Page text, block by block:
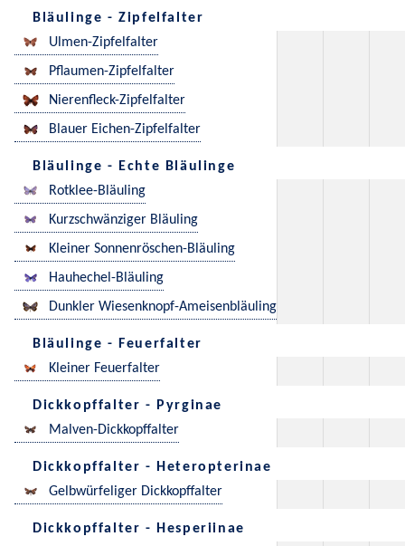
Bläulinge - Zipfelfalter
Ulmen-Zipfelfalter
Pflaumen-Zipfelfalter
Nierenfleck-Zipfelfalter
Blauer Eichen-Zipfelfalter
Bläulinge - Echte Bläulinge
Rotklee-Bläuling
Kurzschwänziger Bläuling
Kleiner Sonnenröschen-Bläuling
Hauhechel-Bläuling
Dunkler Wiesenknopf-Ameisenbläuling
Bläulinge - Feuerfalter
Kleiner Feuerfalter
Dickkopffalter - Pyrginae
Malven-Dickkopffalter
Dickkopffalter - Heteropterinae
Gelbwürfeliger Dickkopffalter
Dickkopffalter - Hesperiinae